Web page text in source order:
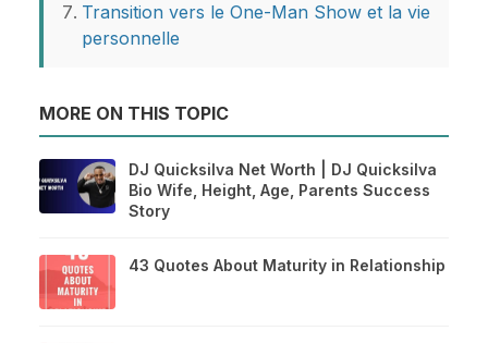
Transition vers le One-Man Show et la vie
personnelle
MORE ON THIS TOPIC
DJ Quicksilva Net Worth | DJ Quicksilva
Bio Wife, Height, Age, Parents Success
Story
43 Quotes About Maturity in Relationship